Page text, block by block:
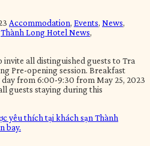
Accommodation, Events, News,
Thành Long Hotel News,
all distinguished guests to Tra
Pre-opening session. Breakfast
from 6:00-9:30 from May 25, 2023
guests staying during this